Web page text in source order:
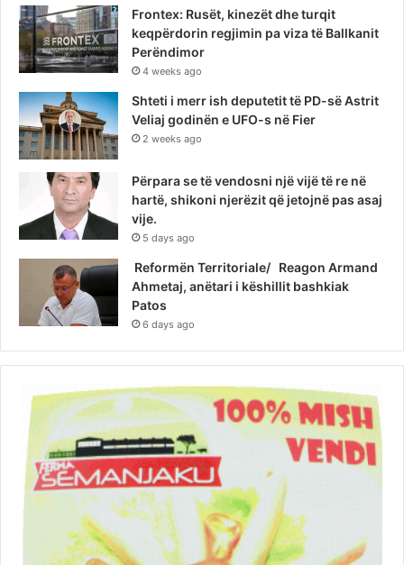
Frontex: Rusët, kinezët dhe turqit
keqpërdorin regjimin pa viza të Ballkanit
Perëndimor
4 weeks ago
Shteti i merr ish deputetit të PD-së Astrit
Veliaj godinën e UFO-s në Fier
2 weeks ago
Përpara se të vendosni një vijë të re në
hartë, shikoni njerëzit që jetojnë pas asaj
vije.
5 days ago
Reformën Territoriale/ Reagon Armand
Ahmetaj, anëtari i këshillit bashkiak
Patos
6 days ago